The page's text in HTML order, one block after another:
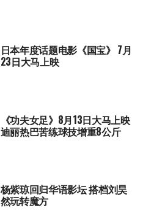
日本年度话题电影《国宝》 7月
23日大马上映
《功夫女足》8月13日大马上映
迪丽热巴苦练球技增重8公斤
杨紫琼回归华语影坛 搭档刘昊
然玩转魔方